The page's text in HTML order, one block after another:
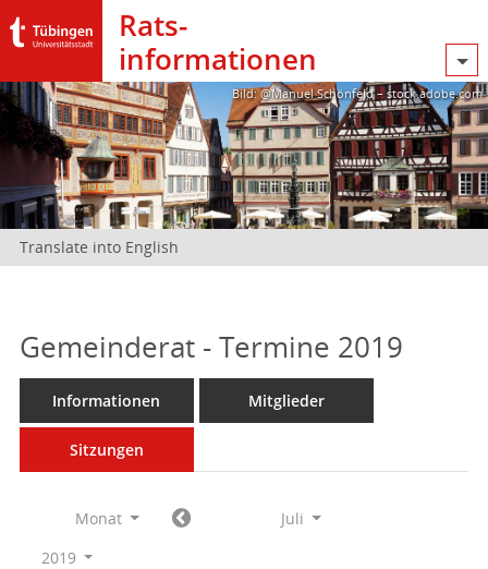
Rats­
informationen
Bild: @Manuel Schönfeld – stock.adobe.com
Translate into English
Gemeinderat - Termine 2019
Informationen Mitglieder
Sitzungen
Monat
Juli
2019